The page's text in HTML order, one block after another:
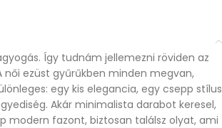
Így tudnám jellemezni röviden az
női ezüst gyűrűkben minden megvan,
egy kis elegancia, egy csepp stílus
Akár minimalista darabot keresel,
modern fazont, biztosan találsz olyat, ami